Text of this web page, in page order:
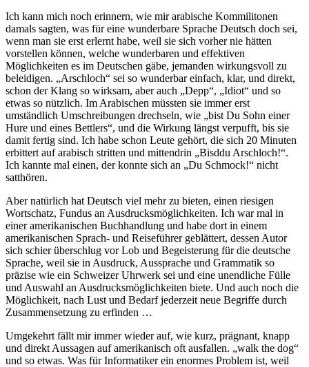
Ich kann mich noch erinnern, wie mir arabische Kommilitonen
damals sagten, was für eine wunderbare Sprache Deutsch doch sei,
wenn man sie erst erlernt habe, weil sie sich vorher nie hätten
vorstellen können, welche wunderbaren und effektiven
Möglichkeiten es im Deutschen gäbe, jemanden wirkungsvoll zu
beleidigen. „Arschloch“ sei so wunderbar einfach, klar, und direkt,
schon der Klang so wirksam, aber auch „Depp“, „Idiot“ und so
etwas so nützlich. Im Arabischen müssten sie immer erst
umständlich Umschreibungen drechseln, wie „bist Du Sohn einer
Hure und eines Bettlers“, und die Wirkung längst verpufft, bis sie
damit fertig sind. Ich habe schon Leute gehört, die sich 20 Minuten
erbittert auf arabisch stritten und mittendrin „Bisddu Arschloch!“.
Ich kannte mal einen, der konnte sich an „Du Schmock!“ nicht
satthören.
Aber natürlich hat Deutsch viel mehr zu bieten, einen riesigen
Wortschatz, Fundus an Ausdrucksmöglichkeiten. Ich war mal in
einer amerikanischen Buchhandlung und habe dort in einem
amerikanischen Sprach- und Reiseführer geblättert, dessen Autor
sich schier überschlug vor Lob und Begeisterung für die deutsche
Sprache, weil sie in Ausdruck, Aussprache und Grammatik so
präzise wie ein Schweizer Uhrwerk sei und eine unendliche Fülle
und Auswahl an Ausdrucksmöglichkeiten biete. Und auch noch die
Möglichkeit, nach Lust und Bedarf jederzeit neue Begriffe durch
Zusammensetzung zu erfinden …
Umgekehrt fällt mir immer wieder auf, wie kurz, prägnant, knapp
und direkt Aussagen auf amerikanisch oft ausfallen. „walk the dog“
und so etwas. Was für Informatiker ein enormes Problem ist, weil